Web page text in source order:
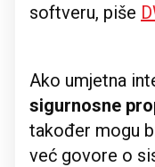
softveru, piše
Ako umjetna
sigurnosne
također mogu
već govore o